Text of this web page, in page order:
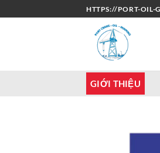
qua
HTTPS://PORT-OIL-
GIỚI THIỆU